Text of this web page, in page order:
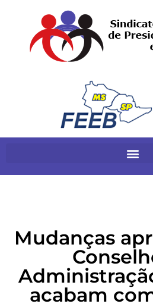
Mudanças
acabam